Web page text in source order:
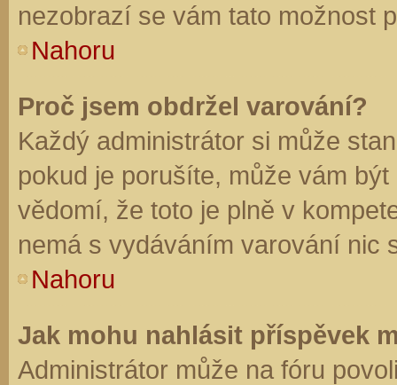
nezobrazí se vám tato možnost
Nahoru
Proč jsem obdržel varování?
Každý administrátor si může
pokud je porušíte, může vám
vědomí, že toto je plně v
nemá s vydáváním varování nic
Nahoru
Jak mohu nahlásit příspěvek
Administrátor může na fóru